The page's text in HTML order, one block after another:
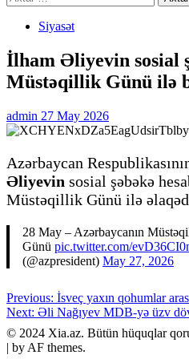
Siyasət
İlham Əliyevin sosial
Müstəqillik Günü ilə
admin 27 May 2026
Azərbaycan
Əliyevin sosial şəbəkə
Müstəqillik Günü ilə
28 May – Azərbaycanın
Günü pic.twitter.com/
(@azpresident) May 27, 2026
Post
navigation
Previous: İsveç yaxın qohumlar
Next: Əli Nağıyev MDB-yə üzv
​© 2024 Xia.az. Bütün hüquqlar
| by AF themes.